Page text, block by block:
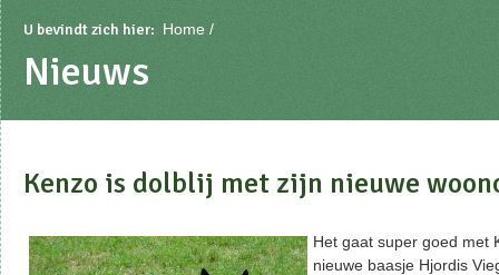
U bevindt zich hier: Home
Nieuws
Kenzo is dolblij met zijn nieuwe
Het gaat super goed met
nieuwe baasje Hjordis